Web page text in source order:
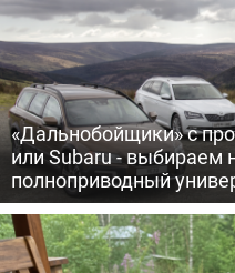
«Дальнобойщики» с
или Subaru -
полноприводный